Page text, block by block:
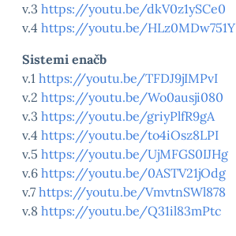
v.3 https://youtu.be/dkV0z1ySCe0
v.4 https://youtu.be/HLz0MDw751Y
Sistemi enačb
v.1 https://youtu.be/TFDJ9jIMPvI
v.2 https://youtu.be/Wo0ausji080
v.3 https://youtu.be/griyPlfR9gA
v.4 https://youtu.be/to4iOsz8LPI
v.5 https://youtu.be/UjMFGS0IJHg
v.6 https://youtu.be/0ASTV21jOdg
v.7 https://youtu.be/VmvtnSWl878
v.8 https://youtu.be/Q31il83mPtc